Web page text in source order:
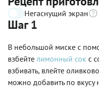
Негаснущий экран
Шаг 1
В небольшой миске с
взбейте лимонный сок с
взбивать, влейте
можно добавить по вкусу